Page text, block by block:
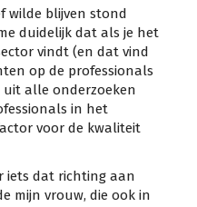
wilde blijven stond
duidelijk dat als je het
vindt (en dat vind
op de professionals
uit alle onderzoeken
in het
voor de kwaliteit
iets dat richting aan
mijn vrouw, die ook in